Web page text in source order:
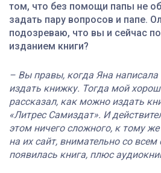
том, что без помощи папы не
задать пару вопросов и папе.
подозреваю, что вы и сейчас
изданием книги?
– Вы правы, когда Яна написала
издать книжку. Тогда мой
рассказал, как можно издать
«Литрес Самиздат». И
этом ничего сложного, к тому
на их сайт, внимательно со
появилась книга, плюс